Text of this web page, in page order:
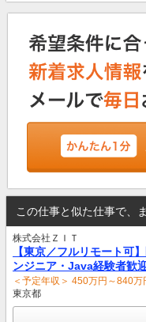
この仕事と似た仕事で、
株式会社ＺＩＴ
【東京／フルリモート可
ンジニア・Java経験者歓
＜予定年収＞ 450万円～840万
東京都